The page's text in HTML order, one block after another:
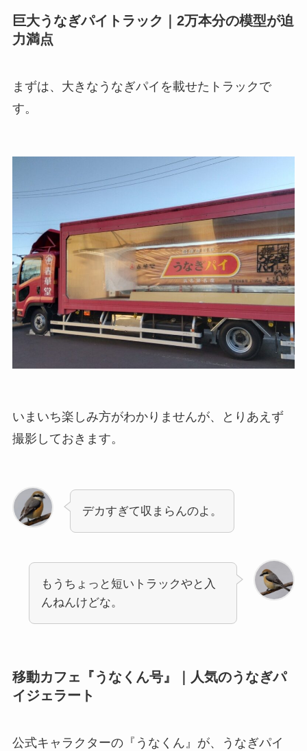
巨大うなぎパイトラック｜2万本分の模型が迫
力満点
まずは、大きなうなぎパイを載せたトラックで
す。
いまいち楽しみ方がわかりませんが、とりあえず
撮影しておきます。
デカすぎて収まらんのよ。
もうちょっと短いトラックやと入
んねんけどな。
移動カフェ『うなくん号』｜人気のうなぎパ
イジェラート
公式キャラクターの『うなくん』が、うなぎパイ